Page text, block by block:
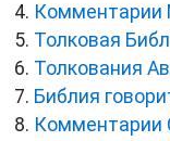
Комментарии
Толковая
Толкования
Библия
Комментарии